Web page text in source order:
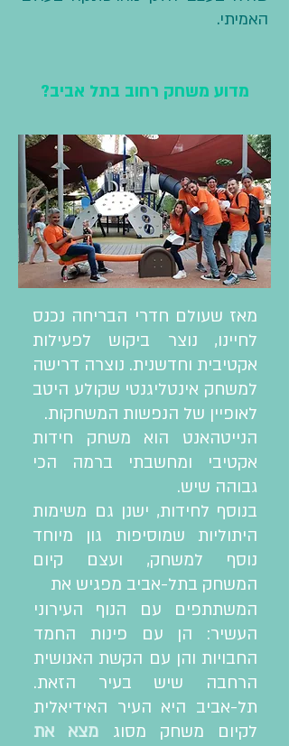
האמיתי.
מדוע משחק רחוב בתל אביב?
מאז שעולם חדרי הבריחה נכנס
לחיינו, נוצר ביקוש לפעילות
אקטיבית וחדשנית. נוצרה דרישה
למשחק אינטליגנטי שקולע היטב
לאופיין של הנפשות המשחקות.
הנייטהאנט הוא משחק חידות
אקטיבי ומחשבתי ברמה הכי
גבוהה שיש.
בנוסף לחידות, ישנן גם משימות
היתוליות שמוסיפות גון מיוחד
נוסף למשחק, ועצם קיום
המשחק בתל-אביב מפגיש את
המשתתפים עם הנוף העירוני
העשיר: הן עם פינות החמד
החבויות והן עם הקשת האנושית
הרחבה שיש בעיר הזאת.
תל-אביב היא העיר האידיאלית
לקיום משחק מסוג מצא את